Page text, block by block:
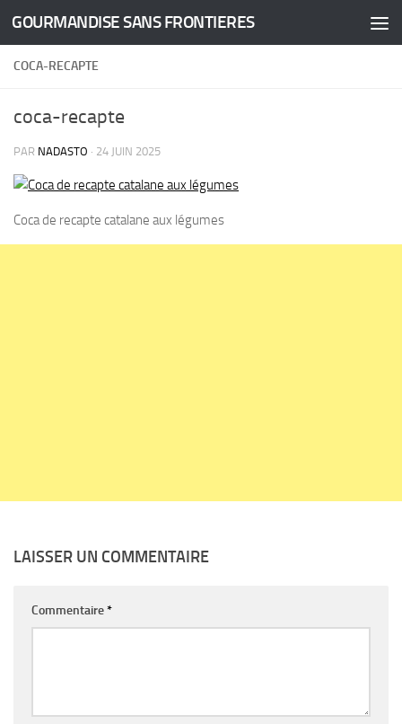
Skip to content
GOURMANDISE SANS FRONTIERES
COCA-RECAPTE
coca-recapte
PAR NADASTO · 24 JUIN 2025
Coca de recapte catalane aux légumes
LAISSER UN COMMENTAIRE
Commentaire*